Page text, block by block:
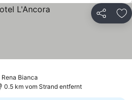
Teilen
Bianca
0.5 km vom Strand entfernt